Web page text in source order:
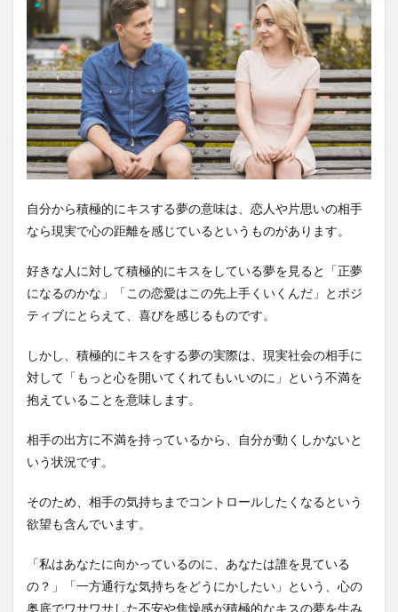
自分から積極的にキスする夢の意味は、恋人や片思いの相手
なら現実で心の距離を感じているというものがあります。
好きな人に対して積極的にキスをしている夢を見ると「正夢
になるのかな」「この恋愛はこの先上手くいくんだ」とポジ
ティブにとらえて、喜びを感じるものです。
しかし、積極的にキスをする夢の実際は、現実社会の相手に
対して「もっと心を開いてくれてもいいのに」という不満を
抱えていることを意味します。
相手の出方に不満を持っているから、自分が動くしかないと
いう状況です。
そのため、相手の気持ちまでコントロールしたくなるという
欲望も含んでいます。
「私はあなたに向かっているのに、あなたは誰を見ている
の？」「一方通行な気持ちをどうにかしたい」という、心の
奥底でワサワサした不安や焦燥感が積極的なキスの夢を生み